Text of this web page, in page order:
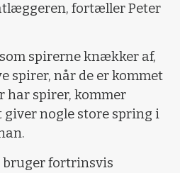
fortæller Peter
spirerne knækker af,
spirer, når de er kommet
har spirer, kommer
nogle store spring i
bruger fortrinsvis